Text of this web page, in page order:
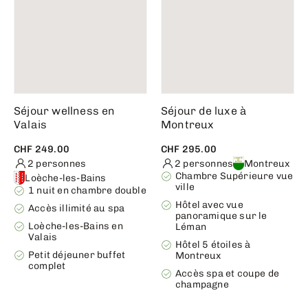
Séjour wellness en
Valais
CHF 249.00
2 personnes
Loèche-les-Bains
1 nuit en chambre double
Accès illimité au spa
Loèche-les-Bains en
Valais
Petit déjeuner buffet
complet
Séjour de luxe à
Montreux
CHF 295.00
2 personnes
Montreux
Chambre Supérieure vue
ville
Hôtel avec vue
panoramique sur le
Léman
Hôtel 5 étoiles à
Montreux
Accès spa et coupe de
champagne